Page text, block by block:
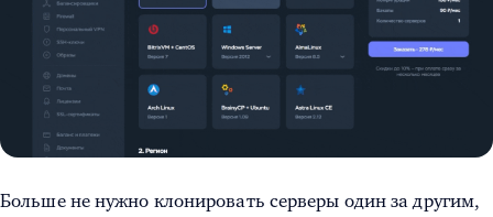
Больше не нужно клонировать серверы один за другим,